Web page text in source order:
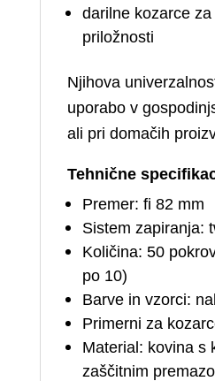
darilne kozarce
priložnosti
Njihova
uporabo v
ali pri domačih
Tehnične
Premer: fi 82 mm
Sistem zapiranja:
Količina: 50
po 10)
Barve in vzorci:
Primerni za
Material: kovina s
zaščitnim